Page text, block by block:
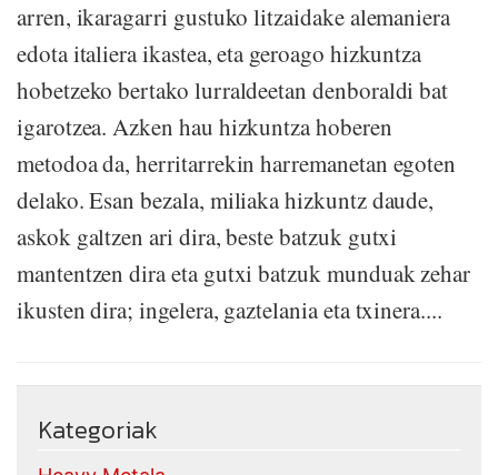
arren, ikaragarri gustuko litzaidake alemaniera
edota italiera ikastea, eta geroago hizkuntza
hobetzeko bertako lurraldeetan denboraldi bat
igarotzea. Azken hau hizkuntza hoberen
metodoa da, herritarrekin harremanetan egoten
delako. Esan bezala, miliaka hizkuntz daude,
askok galtzen ari dira, beste batzuk gutxi
mantentzen dira eta gutxi batzuk munduak zehar
ikusten dira; ingelera, gaztelania eta txinera....
Kategoriak